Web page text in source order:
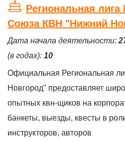
Региональная
Союза КВН "Нижний
Дата начала деятельности:
(в годах): 10
Официальная Региональная
Новгород" предоставляет
опытных квн-щиков на
банкеты, выезды, квесты в
инструкторов, авторов